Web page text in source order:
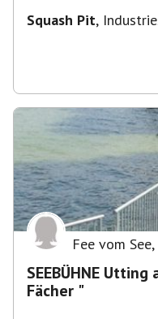
Squash Pit,
Fee vom See,
SEEBÜHNE Utting am AMMERSEE : " Der
Fächer "